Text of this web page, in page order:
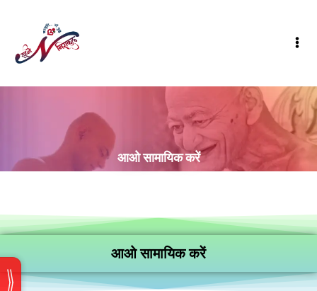
आओ सामायिक करें
आओ सामायिक करें